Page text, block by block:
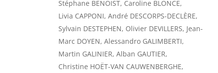
Stéphane BENOIST, Caroline BLONCE,
Livia CAPPONI, André DESCORPS-DECLÈRE,
Sylvain DESTEPHEN, Olivier DEVILLERS, Jean-
Marc DOYEN, Alessandro GALIMBERTI,
Martin GALINIER, Alban GAUTIER,
Christine HOËT-VAN CAUWENBERGHE,